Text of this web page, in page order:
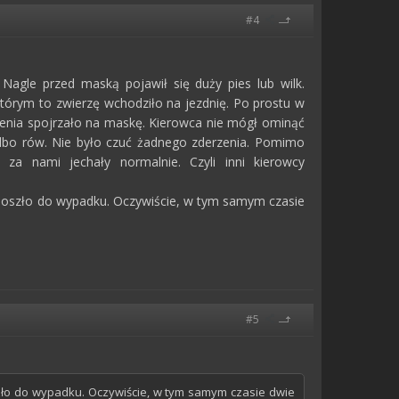
#4
przed maską pojawił się duży pies lub wilk.
to zwierzę wchodziło na jezdnię. Po prostu w
spojrzało na maskę. Kierowca nie mógł ominąć
rów. Nie było czuć żadnego zderzenia. Pomimo
nami jechały normalnie. Czyli inni kierowcy
do wypadku. Oczywiście, w tym samym czasie
#5
do wypadku. Oczywiście, w tym samym czasie dwie